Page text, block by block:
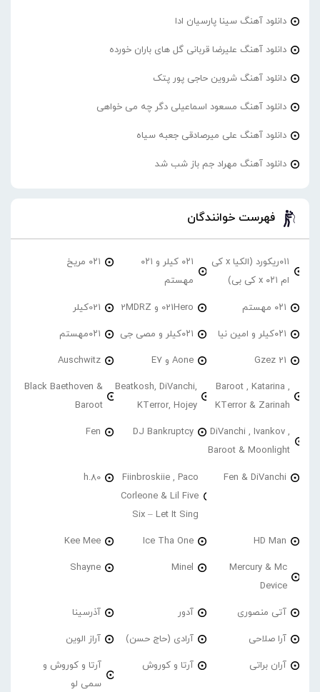
دانلود آهنگ سینا پارسیان ادا
دانلود آهنگ علیرضا قربانی گل های باران خورده
دانلود آهنگ شروین حاجی پور پتک
دانلود آهنگ مسعود اسماعیلی دگر چه می خواهی
دانلود آهنگ علی میرصادقی جعبه سیاه
دانلود آهنگ مهراد جم باز شب شد
فهرست خوانندگان
۰۱۱ریکورد (الکیا x کی
ام ۰۲۱ x کی بی)
۰۲۱ کیلر و ۰۲۱
مهستم
۰۲۱ مریخ
۰۲۱ مهستم 021Hero و 2MDRZ 021کیلر
۰۲۱کیلر و امین نیا ۰۲۱کیلر و مصی جی ۰۲۱مهستم
21 Gzez Aone و E7 Auschwitz
Baroot , Katarina ,
KTerror & Zarinah
Beatkosh, DiVanchi,
KTerror, Hojey
Black Baethoven &
Baroot
DiVanchi , Ivankov ,
Baroot & Moonlight
DJ Bankruptcy
Fen
Fen & DiVanchi
Fiinbroskiie , Paco
Corleone & Lil Five
Six – Let It Sing
h.80
HD Man
Ice Tha One
Kee Mee
Mercury & Mc
Device
Minel
Shayne
آتی منصوری آدور آذرسینا
آرا صلاحی آرادی (حاج حسن) آراز الوین
آران براتی آرتا و کوروش
آرتا و کوروش و
سمی لو